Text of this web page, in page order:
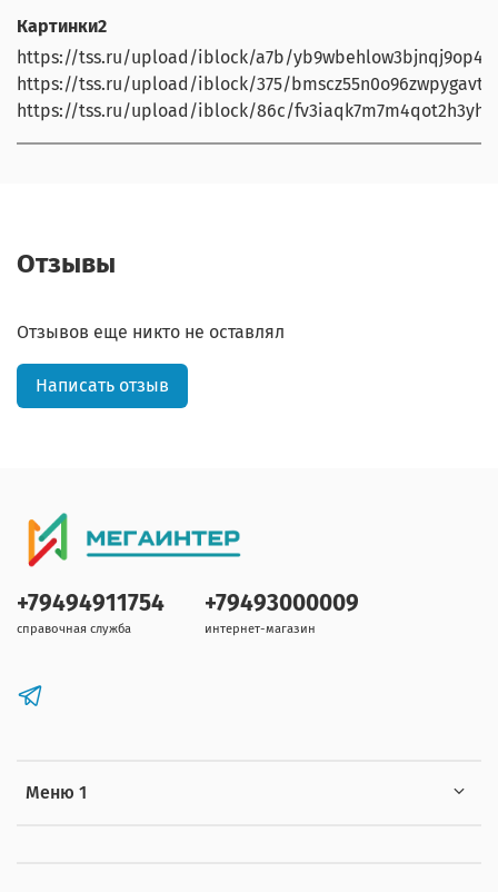
Картинки2
https://tss.ru/upload/iblock/a7b/
https://tss.ru/upload/iblock/375/
https://tss.ru/upload/iblock/86c/
Отзывы
Отзывов еще никто не оставлял
Написать отзыв
Меню 1
+79494911754
справочная служба
+79493000009
интернет-магазин